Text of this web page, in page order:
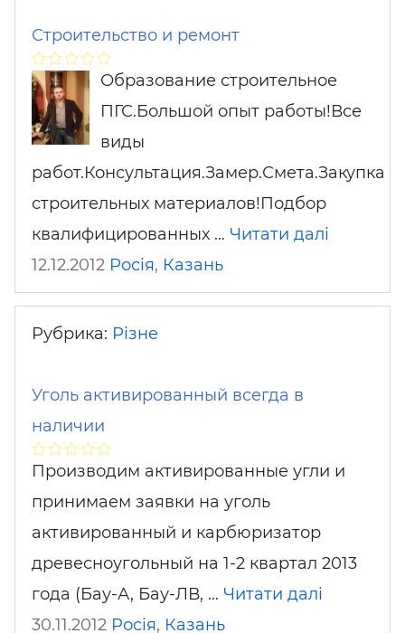
Строительство и ремонт
Образование строительное
ПГС.Большой опыт работы!Все
виды
работ.Консультация.Замер.Смета.Закупка
строительных материалов!Подбор
квалифицированных … Читати далі
12.12.2012 Росія, Казань
Рубрика: Різне
Уголь активированный всегда в
наличии
Производим активированные угли и
принимаем заявки на уголь
активированный и карбюризатор
древесноугольный на 1-2 квартал 2013
года (Бау-А, Бау-ЛВ, … Читати далі
30.11.2012 Росія, Казань